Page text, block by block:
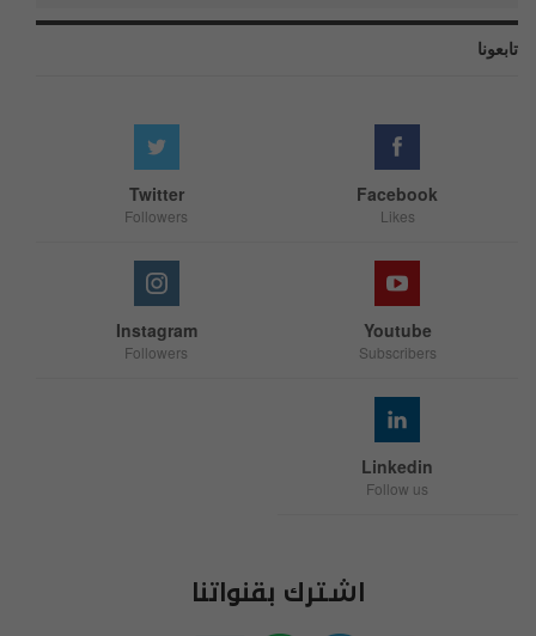
تابعونا
Facebook
Likes
Twitter
Followers
Youtube
Subscribers
Instagram
Followers
Linkedin
Follow us
اشترك بقنواتنا